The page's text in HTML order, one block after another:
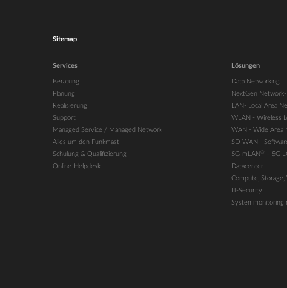
Sitemap
Services
Beratung
Planung
Realisierung
Support
Managed Service / Managed Network
Alles um den Funkmast
Schulung & Qualifizierung
Online-Helpdesk
Lösungen
Data Networking
NextGen
LAN- Local Area
WLAN - Wireless
WAN - Wide Area
SD-WAN -
5G-mLAN® – 5G
Datacenter
Compute, Storage,
IT-Security
Systemmonitoring